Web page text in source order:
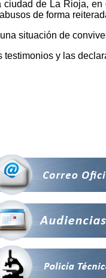
de La Rioja,
de forma
situación de
y las